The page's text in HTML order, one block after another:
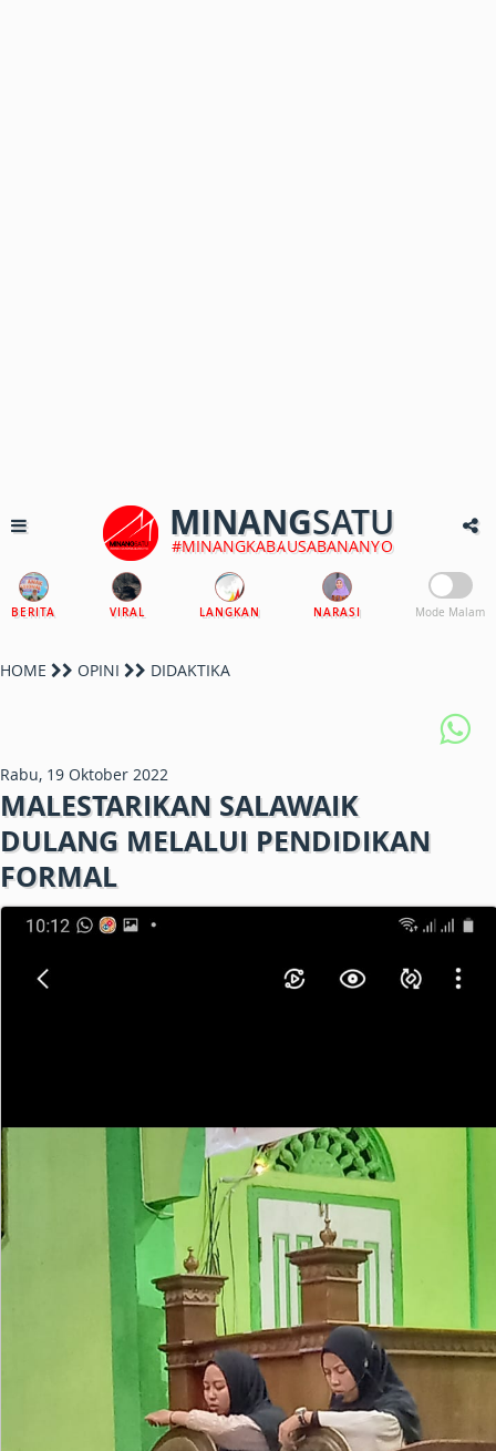
MINANGSATU
#MINANGKABAUSABANANYO
BERITA VIRAL LANGKAN NARASI Mode Malam
HOME OPINI DIDAKTIKA
Rabu, 19 Oktober 2022
MALESTARIKAN SALAWAIK
DULANG MELALUI PENDIDIKAN
FORMAL